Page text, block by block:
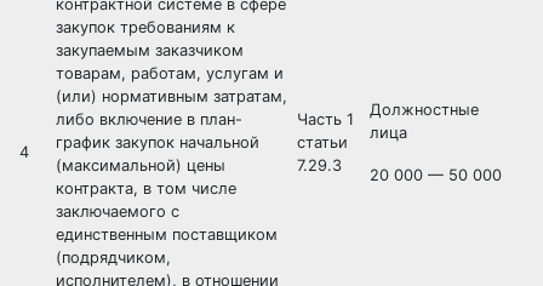
4
контрактной системе в сфере
закупок требованиям к
закупаемым заказчиком
товарам, работам, услугам и
(или) нормативным затратам,
либо включение в план-
график закупок начальной
(максимальной) цены
контракта, в том числе
заключаемого с
единственным поставщиком
(подрядчиком,
исполнителем), в отношении
Часть 1
статьи
7.29.3
Должностные
лица
20 000 — 50 000